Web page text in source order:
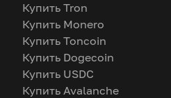
Купить Tron
Купить Monero
Купить Toncoin
Купить Dogecoin
Купить USDC
Купить Avalanche